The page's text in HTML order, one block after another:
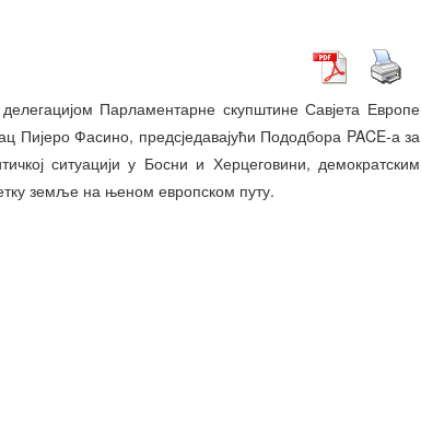
Парламентарне скупштине Савјета Европе
Пијеро Фасино, предсједавајући Пододбора PACE-а за
ситуацији у Босни и Херцеговини, демократским
земље на њеном европском путу.